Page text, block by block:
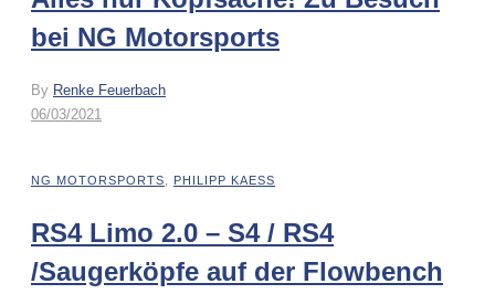
bei NG Motorsports
By Renke Feuerbach
06/03/2021
NG MOTORSPORTS PHILIPP KAESS
RS4 Limo 2.0 – S4 / RS4
/Saugerköpfe auf der Flowbench